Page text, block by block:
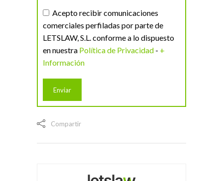
Acepto recibir comunicaciones
comerciales perfiladas por parte de
LETSLAW, S.L. conforme a lo dispuesto
en nuestra Política de Privacidad - +
Información
Compartir